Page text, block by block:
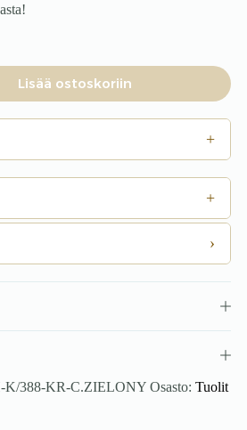
Lisää ostoskoriin
+
+
›
K/388-KR-C.ZIELONY Osasto: Tuolit